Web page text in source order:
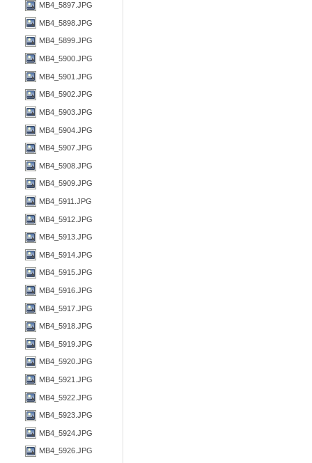
MB4_5897.JPG
MB4_5898.JPG
MB4_5899.JPG
MB4_5900.JPG
MB4_5901.JPG
MB4_5902.JPG
MB4_5903.JPG
MB4_5904.JPG
MB4_5907.JPG
MB4_5908.JPG
MB4_5909.JPG
MB4_5911.JPG
MB4_5912.JPG
MB4_5913.JPG
MB4_5914.JPG
MB4_5915.JPG
MB4_5916.JPG
MB4_5917.JPG
MB4_5918.JPG
MB4_5919.JPG
MB4_5920.JPG
MB4_5921.JPG
MB4_5922.JPG
MB4_5923.JPG
MB4_5924.JPG
MB4_5926.JPG